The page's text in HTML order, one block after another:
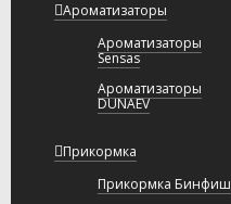
Ароматизаторы
Ароматизаторы
Sensas
Ароматизаторы
DUNAEV
Прикормка
Прикормка Бинфиш